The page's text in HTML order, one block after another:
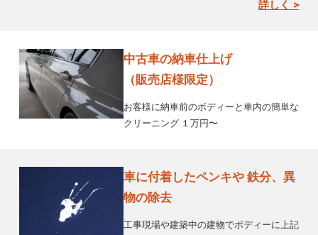
詳しく >
中古車の納車仕上げ
（販売店様限定）
お客様に納車前のボディーと車内の簡単な
クリーニング １万円〜
車に付着したペンキや 鉄分、異
物の除去
工事現場や建築中の建物でボディーに上記